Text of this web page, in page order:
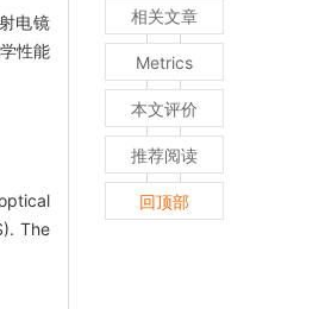
电镜
性能
The
相关文章
Metrics
本文评价
推荐阅读
回顶部